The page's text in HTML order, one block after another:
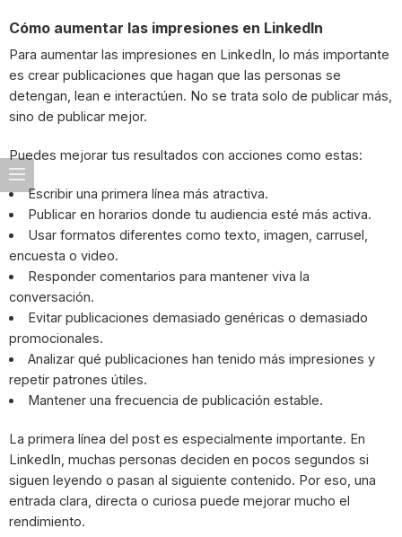
Cómo aumentar las impresiones en LinkedIn
Para aumentar las impresiones en LinkedIn, lo más importante
es crear publicaciones que hagan que las personas se
detengan, lean e interactúen. No se trata solo de publicar más,
sino de publicar mejor.
Puedes mejorar tus resultados con acciones como estas:
Escribir una primera línea más atractiva.
Publicar en horarios donde tu audiencia esté más activa.
Usar formatos diferentes como texto, imagen, carrusel,
encuesta o video.
Responder comentarios para mantener viva la
conversación.
Evitar publicaciones demasiado genéricas o demasiado
promocionales.
Analizar qué publicaciones han tenido más impresiones y
repetir patrones útiles.
Mantener una frecuencia de publicación estable.
La primera línea del post es especialmente importante. En
LinkedIn, muchas personas deciden en pocos segundos si
siguen leyendo o pasan al siguiente contenido. Por eso, una
entrada clara, directa o curiosa puede mejorar mucho el
rendimiento.